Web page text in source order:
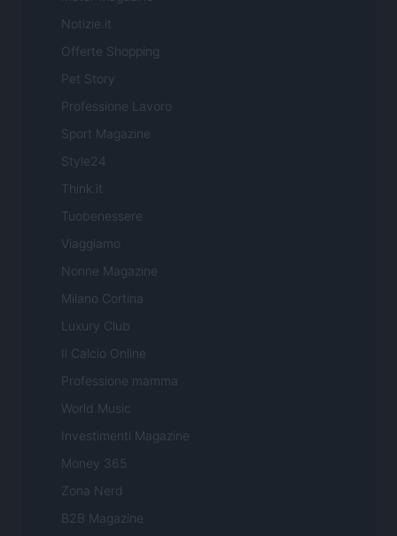
Notizie.it
Offerte Shopping
Pet Story
Professione Lavoro
Sport Magazine
Style24
Think.it
Tuobenessere
Viaggiamo
Nonne Magazine
Milano Cortina
Luxury Club
Il Calcio Online
Professione mamma
World Music
Investimenti Magazine
Money 365
Zona Nerd
B2B Magazine